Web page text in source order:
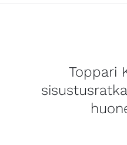
Toppari